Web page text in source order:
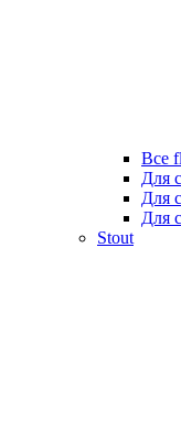
Все
Для
Для
Для
Stout